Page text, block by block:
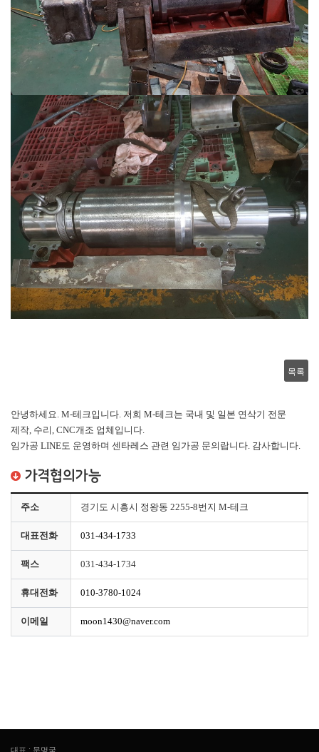
목록
안녕하세요. M-테크입니다. 저희 M-테크는 국내 및 일본 연삭기 전문
제작, 수리, CNC개조 업체입니다.
임가공 LINE도 운영하며 센타레스 관련 임가공 문의랍니다. 감사합니다.
가격협의가능
주소 경기도 시흥시 정왕동 2255-8번지 M-테크
대표전화 031-434-1733
팩스 031-434-1734
휴대전화 010-3780-1024
이메일 moon1430@naver.com
대표 : 문명국